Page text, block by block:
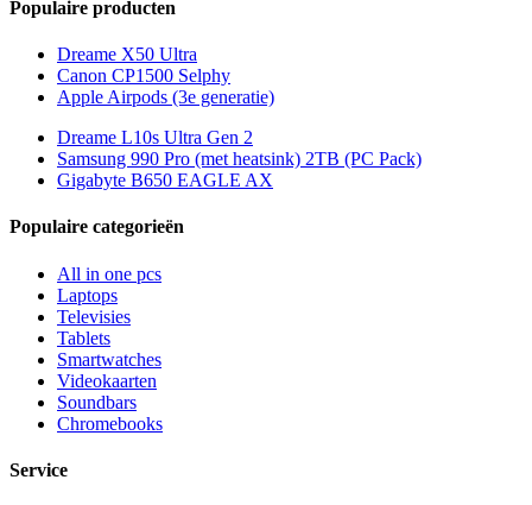
Populaire producten
Dreame X50 Ultra
Canon CP1500 Selphy
Apple Airpods (3e generatie)
Dreame L10s Ultra Gen 2
Samsung 990 Pro (met heatsink) 2TB (PC Pack)
Gigabyte B650 EAGLE AX
Populaire categorieën
All in one pcs
Laptops
Televisies
Tablets
Smartwatches
Videokaarten
Soundbars
Chromebooks
Service